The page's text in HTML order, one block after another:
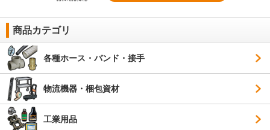
商品カテゴリ
各種ホース・バンド・接手
物流機器・梱包資材
工業用品